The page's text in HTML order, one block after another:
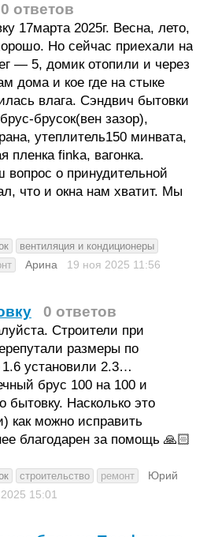
0 ответов
17марта 2025г. Весна, лето,
Но сейчас приехали на
— 5, домик отопили и через
дома и кое где на стыке
влага. Сэндвич бытовки
брусок(вен зазор),
утеплитель150 минвата,
пленка finka, вагонка.
вопрос о принудительной
что и окна нам хватит. Мы
вентиляция и кондиционеры
Арина 19 ноя 2025 11:56
0 ответов
Строители при
размеры по
установили 2.3…
брус 100 на 100 и
бытовку. Насколько это
как можно исправить
благодарен за помощь 🙏🏻
строительство ремонт
Юрий
15:01